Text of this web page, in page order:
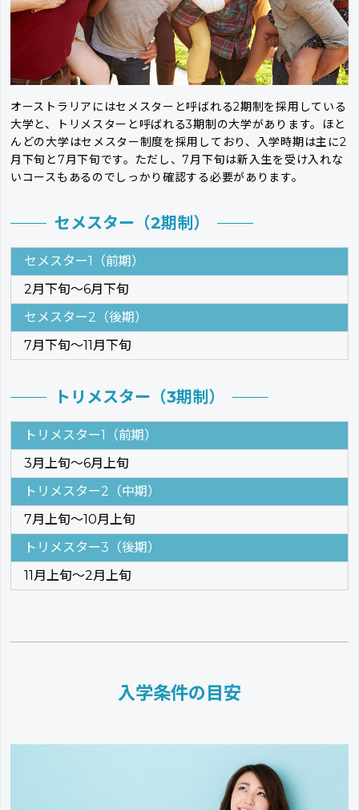
オーストラリアにはセメスターと呼ばれる2期制を採用している
大学と、トリメスターと呼ばれる3期制の大学があります。ほと
んどの大学はセメスター制度を採用しており、入学時期は主に2
月下旬と7月下旬です。ただし、7月下旬は新入生を受け入れな
いコースもあるのでしっかり確認する必要があります。
セメスター（2期制）
セメスター1（前期）
2月下旬～6月下旬
セメスター2（後期）
7月下旬～11月下旬
トリメスター（3期制）
トリメスター1（前期）
3月上旬～6月上旬
トリメスター2（中期）
7月上旬～10月上旬
トリメスター3（後期）
11月上旬～2月上旬
入学条件の目安